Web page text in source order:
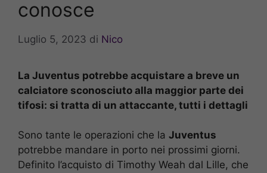
conosce
Luglio 5, 2023 di Nico
La Juventus potrebbe acquistare a breve un
calciatore sconosciuto alla maggior parte dei
tifosi: si tratta di un attaccante, tutti i dettagli
Sono tante le operazioni che la Juventus
potrebbe mandare in porto nei prossimi giorni.
Definito l’acquisto di Timothy Weah dal Lille, che